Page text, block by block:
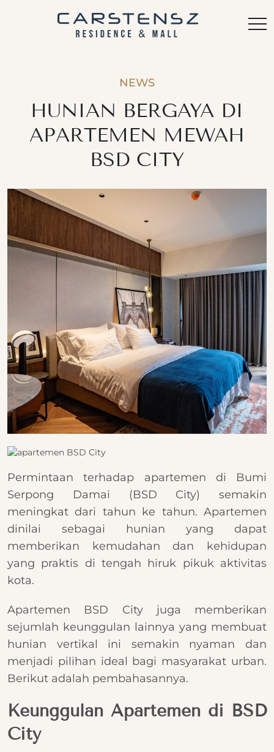
NEWS
HUNIAN BERGAYA DI
APARTEMEN MEWAH
BSD CITY
Permintaan terhadap apartemen di Bumi
Serpong Damai (BSD City) semakin
meningkat dari tahun ke tahun. Apartemen
dinilai sebagai hunian yang dapat
memberikan kemudahan dan kehidupan
yang praktis di tengah hiruk pikuk aktivitas
kota.
Apartemen BSD City juga memberikan
sejumlah keunggulan lainnya yang membuat
hunian vertikal ini semakin nyaman dan
menjadi pilihan ideal bagi masyarakat urban.
Berikut adalah pembahasannya.
Keunggulan Apartemen di BSD
City